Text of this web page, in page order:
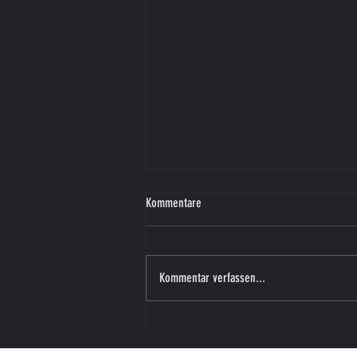
Kommentare
Kommentar verfassen...